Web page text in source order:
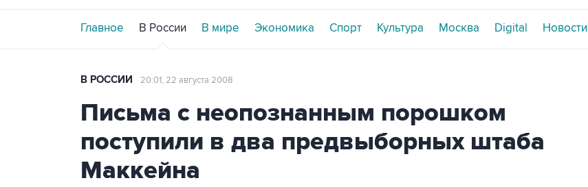
Главное В России В мире Экономика Спорт Культура Москва Digital Новости
В РОССИИ 20:01, 22 августа 2008
Письма с неопознанным порошком
поступили в два предвыборных штаба
Маккейна